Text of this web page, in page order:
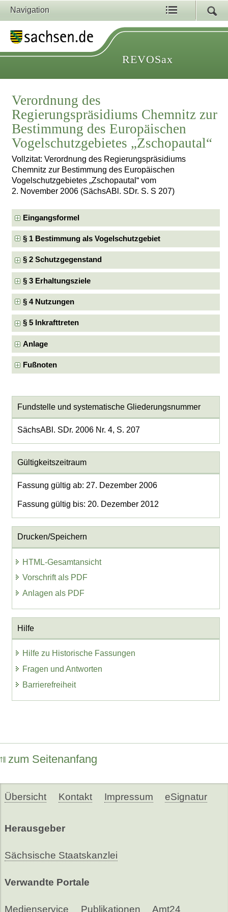
Navigation
REVOSax
Verordnung des
Regierungspräsidiums Chemnitz zur
Bestimmung des Europäischen
Vogelschutzgebietes „Zschopautal“
Vollzitat: Verordnung des Regierungspräsidiums
Chemnitz zur Bestimmung des Europäischen
Vogelschutzgebietes „Zschopautal“ vom
2. November 2006 (SächsABl. SDr. S. S 207)
Eingangsformel
§ 1 Bestimmung als Vogelschutzgebiet
§ 2 Schutzgegenstand
§ 3 Erhaltungsziele
§ 4 Nutzungen
§ 5 Inkrafttreten
Anlage
Fußnoten
Fundstelle und systematische Gliederungsnummer
SächsABl. SDr. 2006 Nr. 4, S. 207
Gültigkeitszeitraum
Fassung gültig ab: 27. Dezember 2006
Fassung gültig bis: 20. Dezember 2012
Drucken/Speichern
HTML-Gesamtansicht
Vorschrift als PDF
Anlagen als PDF
Hilfe
Hilfe zu Historische Fassungen
Fragen und Antworten
Barrierefreiheit
zum Seitenanfang
Übersicht Kontakt Impressum eSignatur
Herausgeber
Sächsische Staatskanzlei
Verwandte Portale
Medienservice Publikationen Amt24